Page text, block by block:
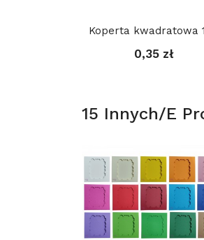
0,35 zł
15 Innych/e